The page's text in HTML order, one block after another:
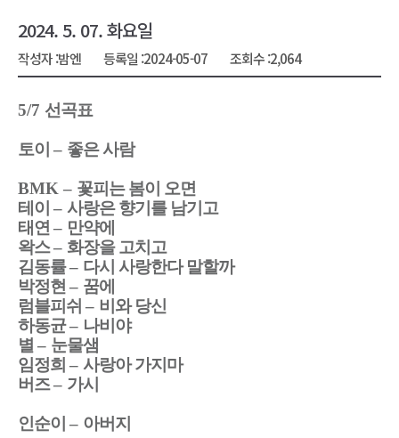
2024. 5. 07. 화요일
작성자 :밤엔 등록일 :2024-05-07 조회수 :2,064
5/7 선곡표
토이 – 좋은 사람
BMK – 꽃피는 봄이 오면
테이 – 사랑은 향기를 남기고
태연 – 만약에
왁스– 화장을 고치고
김동률– 다시 사랑한다 말할까
박정현 – 꿈에
럼블피쉬 – 비와 당신
하동균– 나비야
별 – 눈물샘
임정희 – 사랑아 가지마
버즈– 가시
인순이 – 아버지